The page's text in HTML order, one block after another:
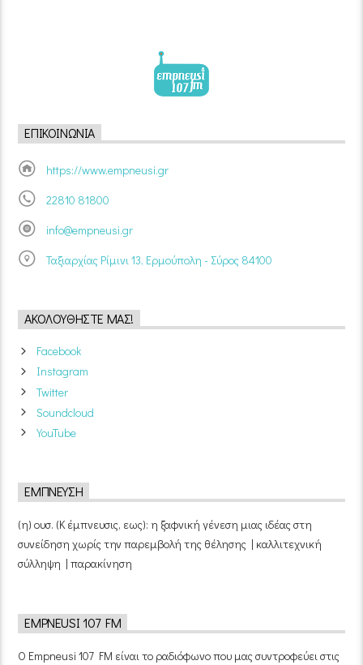
ΕΠΙΚΟΙΝΩΝΊΑ
https://www.empneusi.gr
22810 81800
info@empneusi.gr
Ταξιαρχίας Ρίμινι 13, Ερμούπολη - Σύρος 84100
ΑΚΟΛΟΥΘΉΣΤΕ ΜΑΣ!
Facebook
Instagram
Twitter
Soundcloud
YouTube
ΈΜΠΝΕΥΣΗ
(η) ουσ. (Κ έμπνευσις, εως): η ξαφνική γένεση μιας ιδέας στη
συνείδηση χωρίς την παρεμβολή της θέλησης | καλλιτεχνική
σύλληψη | παρακίνηση
EMPNEUSI 107 FM
Ο Empneusi 107 FM είναι το ραδιόφωνο που μας συντροφεύει στις